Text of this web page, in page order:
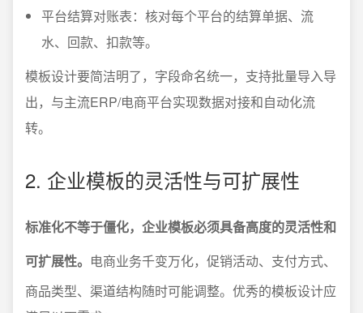
平台结算对账表：核对每个平台的结算单据、流
水、回款、扣款等。
模板设计要简洁明了，字段命名统一，支持批量导入导
出，与主流ERP/电商平台实现数据对接和自动化流
转。
2. 企业模板的灵活性与可扩展性
标准化不等于僵化，企业模板必须具备高度的灵活性和
可扩展性。 电商业务千变万化，促销活动、支付方式、
商品类型、渠道结构随时可能调整。优秀的模板设计应